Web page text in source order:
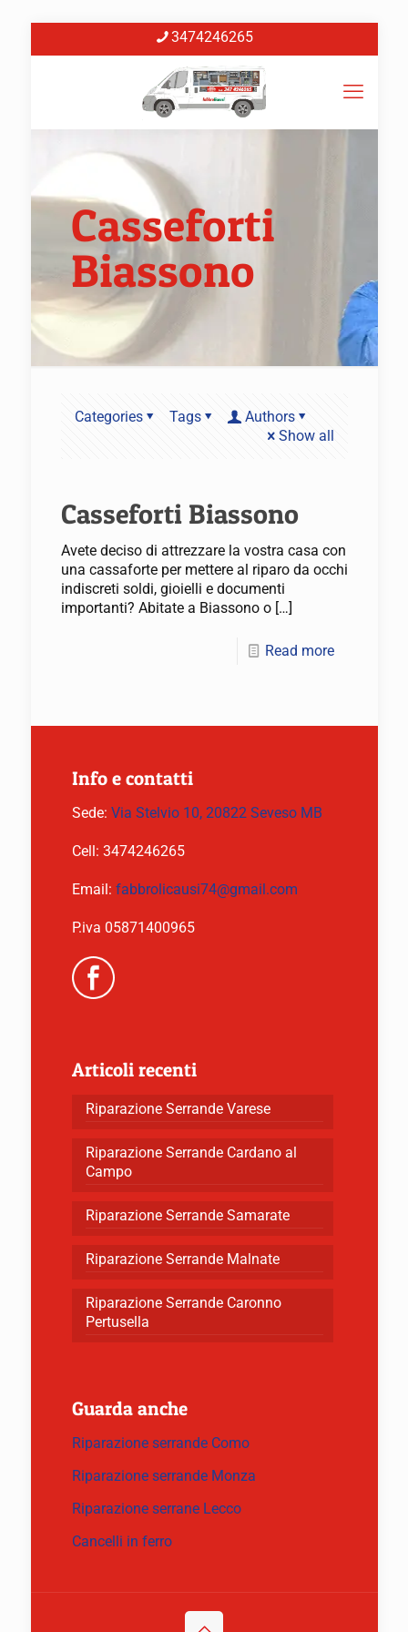
3474246265
Casseforti
Biassono
Categories Tags
Authors
Show all
Casseforti Biassono
Avete deciso di attrezzare la vostra casa con
una cassaforte per mettere al riparo da occhi
indiscreti soldi, gioielli e documenti
importanti? Abitate a Biassono o[…]
Read more
Info e contatti
Sede: Via Stelvio 10, 20822 Seveso MB
Cell: 3474246265
Email: fabbrolicausi74@gmail.com
P.iva 05871400965
Articoli recenti
Riparazione Serrande Varese
Riparazione Serrande Cardano al
Campo
Riparazione Serrande Samarate
Riparazione Serrande Malnate
Riparazione Serrande Caronno
Pertusella
Guarda anche
Riparazione serrande Como
Riparazione serrande Monza
Riparazione serrane Lecco
Cancelli in ferro